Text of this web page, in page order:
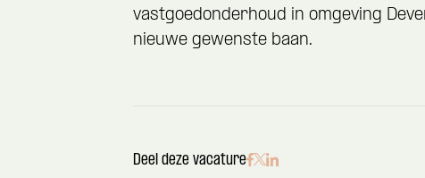
vastgoedonderhoud in omgeving
nieuwe gewenste baan.
Deel deze vacature